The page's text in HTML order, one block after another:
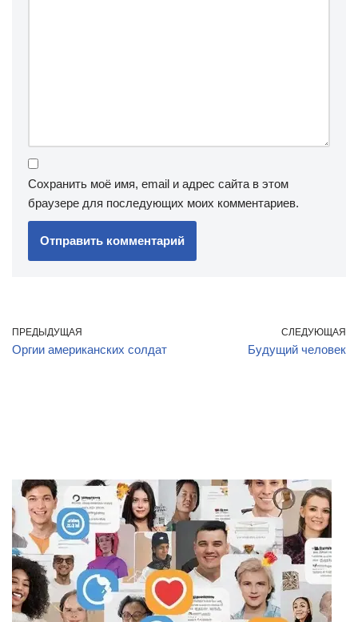
Сохранить моё имя, email и адрес сайта в этом
браузере для последующих моих комментариев.
ПРЕДЫДУЩАЯ
Оргии американских солдат
СЛЕДУЮЩАЯ
Будущий человек